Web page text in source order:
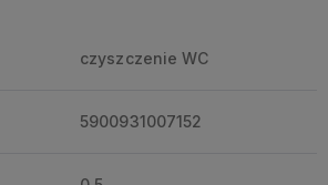
czyszczenie WC
5900931007152